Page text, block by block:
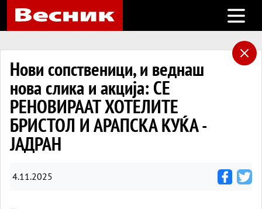
Open
Нови сопственици, и веднаш
нова слика и акција: СЕ
РЕНОВИРААТ ХОТЕЛИТЕ
БРИСТОЛ И АРАПСКА КУЌА -
ЈАДРАН
4.11.2025